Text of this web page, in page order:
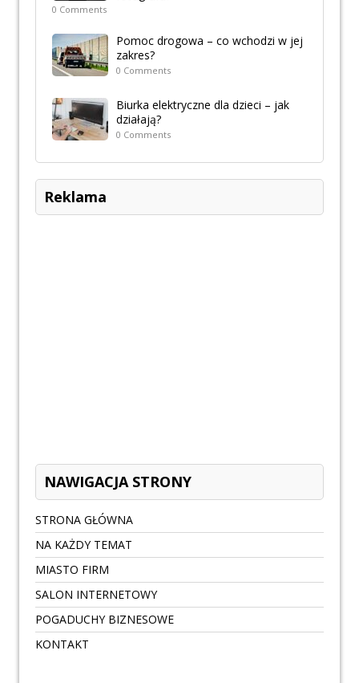
0 Comments
Pomoc drogowa – co wchodzi w jej
zakres?
0 Comments
Biurka elektryczne dla dzieci – jak
działają?
0 Comments
Reklama
NAWIGACJA STRONY
STRONA GŁÓWNA
NA KAŻDY TEMAT
MIASTO FIRM
SALON INTERNETOWY
POGADUCHY BIZNESOWE
KONTAKT